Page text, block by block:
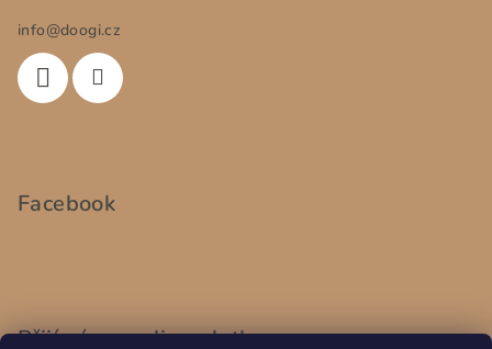
info@doogi.cz
Facebook
Přijímáme online platby